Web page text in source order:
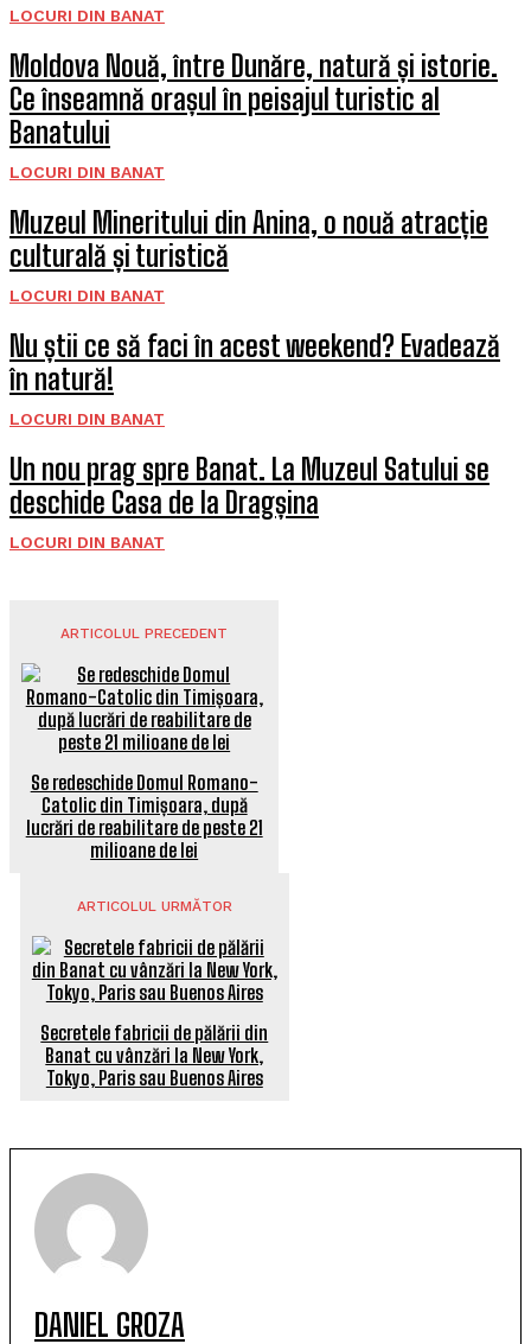
LOCURI DIN BANAT
Moldova Nouă, între Dunăre, natură și istorie.
Ce înseamnă orașul în peisajul turistic al
Banatului
LOCURI DIN BANAT
Muzeul Mineritului din Anina, o nouă atracție
culturală și turistică
LOCURI DIN BANAT
Nu știi ce să faci în acest weekend? Evadează
în natură!
LOCURI DIN BANAT
Un nou prag spre Banat. La Muzeul Satului se
deschide Casa de la Dragșina
LOCURI DIN BANAT
ARTICOLUL PRECEDENT
Se redeschide Domul Romano-
Catolic din Timișoara, după
lucrări de reabilitare de peste 21
milioane de lei
ARTICOLUL URMĂTOR
Secretele fabricii de pălării din
Banat cu vânzări la New York,
Tokyo, Paris sau Buenos Aires
DANIEL GROZA